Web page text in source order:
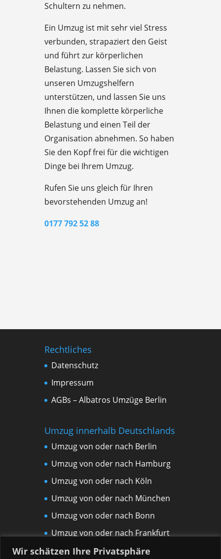
Wir schätzen Ihre Privatsphäre
Schultern zu nehmen.
Ein Umzug ist mit sehr viel Stress
verbunden, strapaziert den Geist
und führt zur körperlichen
Belastung. Lassen Sie sich von
unseren Umzugshelfern
unterstützen, und lassen Sie uns
Ihnen die komplette körperliche
Belastung und einen Teil der
Organisation abnehmen. So haben
Sie den Kopf frei für die wichtigen
Dinge bei Ihrem Umzug.
Rufen Sie uns gleich für Ihren
bevorstehenden Umzug an!
0177 792 52 88
Rechtliches
Datenschutz
Impressum
AGBs – Albatros Umzüge Berlin
Umzug innerhalb Deutschlands
Umzug von oder nach Berlin
Umzug von oder nach Hamburg
Umzug von oder nach Köln
Umzug von oder nach München
Umzug von oder nach Bonn
Umzug von oder nach Frankfurt
am Main